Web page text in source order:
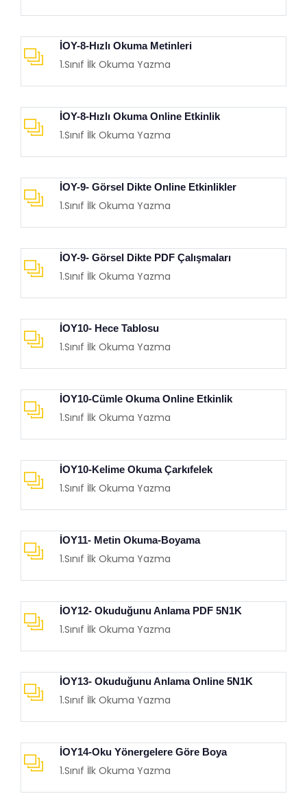
İOY-8-Hızlı Okuma Metinleri
1.Sınıf İlk Okuma Yazma
İOY-8-Hızlı Okuma Online Etkinlik
1.Sınıf İlk Okuma Yazma
İOY-9- Görsel Dikte Online Etkinlikler
1.Sınıf İlk Okuma Yazma
İOY-9- Görsel Dikte PDF Çalışmaları
1.Sınıf İlk Okuma Yazma
İOY10- Hece Tablosu
1.Sınıf İlk Okuma Yazma
İOY10-Cümle Okuma Online Etkinlik
1.Sınıf İlk Okuma Yazma
İOY10-Kelime Okuma Çarkıfelek
1.Sınıf İlk Okuma Yazma
İOY11- Metin Okuma-Boyama
1.Sınıf İlk Okuma Yazma
İOY12- Okuduğunu Anlama PDF 5N1K
1.Sınıf İlk Okuma Yazma
İOY13- Okuduğunu Anlama Online 5N1K
1.Sınıf İlk Okuma Yazma
İOY14-Oku Yönergelere Göre Boya
1.Sınıf İlk Okuma Yazma